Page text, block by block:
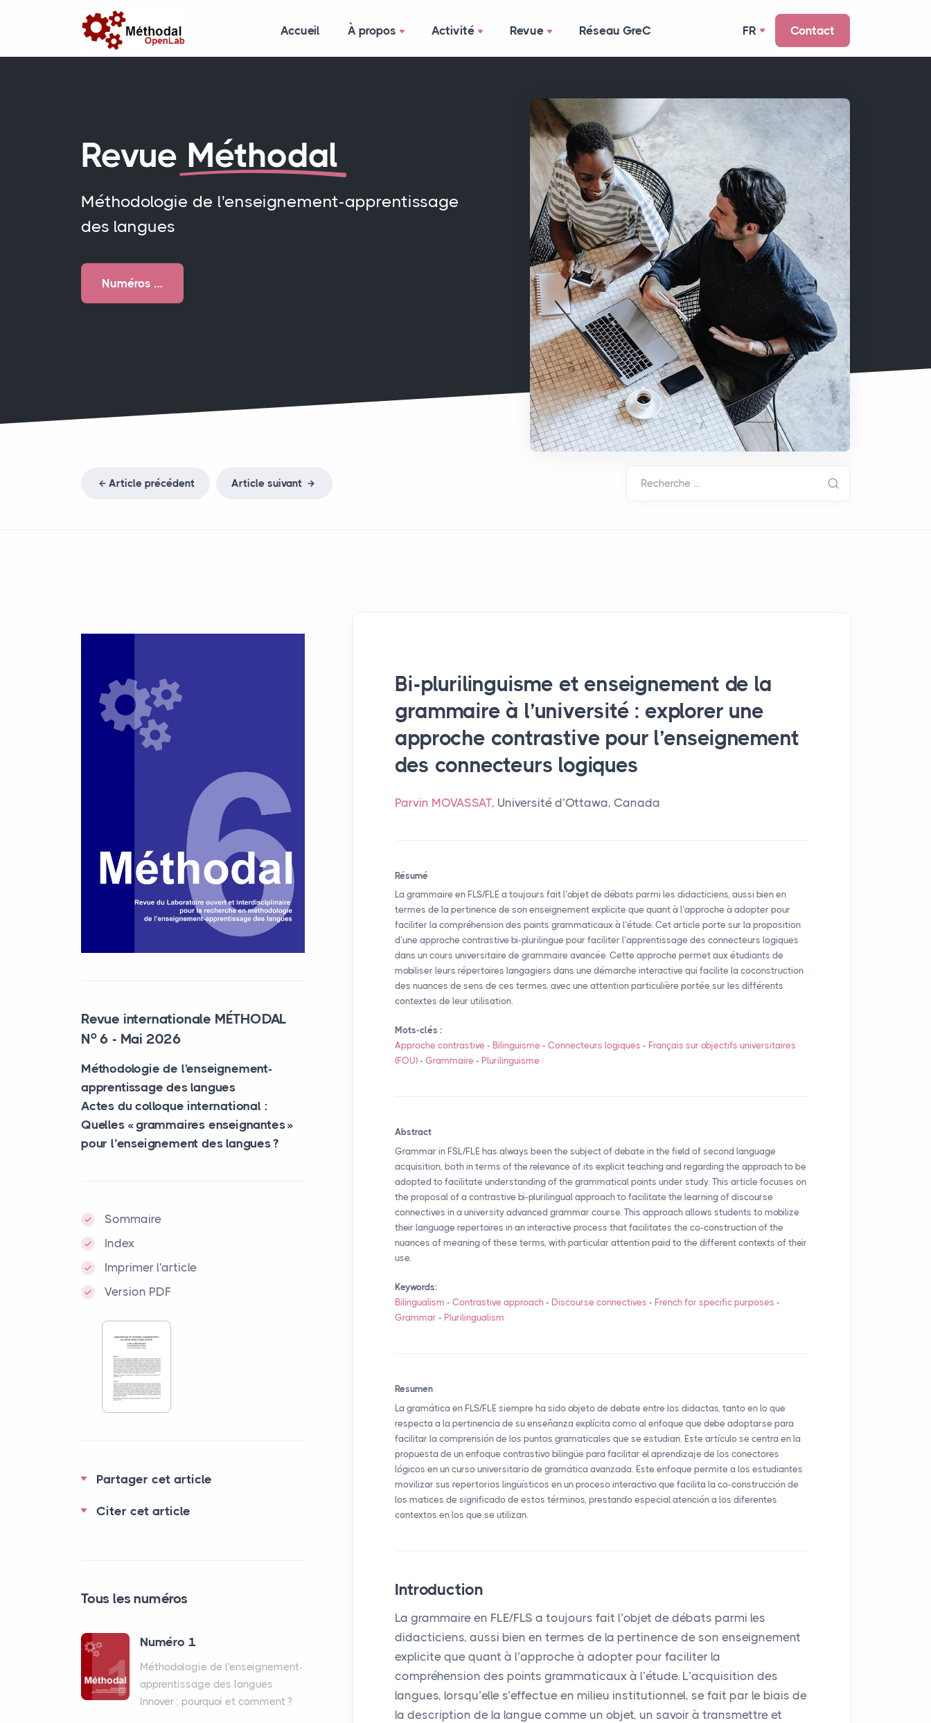
Accueil À propos Activité Revue Réseau GreC FR Contact
Revue Méthodal
Méthodologie de l'enseignement-apprentissage
des langues
Numéros …
Article précédent Article suivant Recherche …
Bi-plurilinguisme et enseignement de la
grammaire à l’université : explorer une
approche contrastive pour l’enseignement
des connecteurs logiques
Parvin MOVASSAT, Université d’Ottawa, Canada
Résumé
La grammaire en FLS/FLE a toujours fait l’objet de débats parmi les didacticiens, aussi bien en
termes de la pertinence de son enseignement explicite que quant à l’approche à adopter pour
faciliter la compréhension des points grammaticaux à l’étude. Cet article porte sur la proposition
d’une approche contrastive bi-plurilingue pour faciliter l’apprentissage des connecteurs logiques
dans un cours universitaire de grammaire avancée. Cette approche permet aux étudiants de
mobiliser leurs répertoires langagiers dans une démarche interactive qui facilite la coconstruction
des nuances de sens de ces termes, avec une attention particulière portée sur les différents
contextes de leur utilisation.
Mots-clés :
Approche contrastive - Bilinguisme -Connecteurs logiques - Français sur objectifs universitaires
(FOU) -Grammaire - Plurilinguisme
Abstract
Grammar in FSL/FLE has always been the subject of debate in the field of second language
acquisition, both in terms of the relevance of its explicit teaching and regarding the approach to be
adopted to facilitate understanding of the grammatical points under study. This article focuses on
the proposal of a contrastive bi-plurilingual approach to facilitate the learning of discourse
connectives in a university advanced grammar course. This approach allows students to mobilize
their language repertoires in an interactive process that facilitates the co-construction of the
nuances of meaning of these terms, with particular attention paid to the different contexts of their
use.
Keywords:
Bilingualism -Contrastive approach - Discourse connectives - French for specific purposes -
Grammar - Plurilingualism
Resumen
La gramática en FLS/FLE siempre ha sido objeto de debate entre los didactas, tanto en lo que
respecta a la pertinencia de su enseñanza explícita como al enfoque que debe adoptarse para
facilitar la comprensión de los puntos gramaticales que se estudian. Este artículo se centra en la
propuesta de un enfoque contrastivo bilingüe para facilitar el aprendizaje de los conectores
lógicos en un curso universitario de gramática avanzada. Este enfoque permite a los estudiantes
movilizar sus repertorios lingüísticos en un proceso interactivo que facilita la co-construcción de
los matices de significado de estos términos, prestando especial atención a los diferentes
contextos en los que se utilizan.
Introduction
La grammaire en FLE/FLS a toujours fait l’objet de débats parmi les
didacticiens, aussi bien en termes de la pertinence de son enseignement
explicite que quant à l’approche à adopter pour faciliter la
compréhension des points grammaticaux à l’étude. L’acquisition des
langues, lorsqu’elle s’effectue en milieu institutionnel, se fait par le biais de
la description de la langue comme un objet, un savoir à transmettre et
Revue internationale MÉTHODAL
No6 - Mai 2026
Méthodologie de l'enseignement-
apprentissage des langues
Actes du colloque international :
Quelles «grammaires enseignantes»
pour l’enseignement des langues?
Sommaire
Index
Imprimer l'article
Version PDF
Partager cet article
Citer cet article
Tous les numéros
Numéro 1
Méthodologie de l'enseignement-
apprentissage des langues
Innover : pourquoi et comment ?